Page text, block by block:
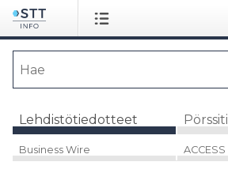
Lehdistötiedotteet
Business Wire